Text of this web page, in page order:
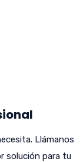
Llámanos
solución para tu